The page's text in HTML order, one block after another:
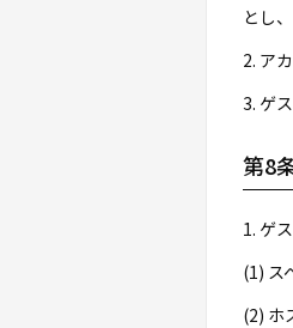
とし
2. ア
3. ゲ
第8
1. ゲ
(1) ス
(2) ホ